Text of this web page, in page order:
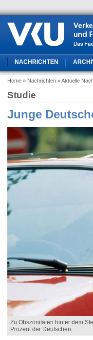
NACHRICHTEN
Home » Nachrichten » Aktuelle
Studie
Junge
Zu Obszönitäten hinter dem
Prozent der Deutschen.